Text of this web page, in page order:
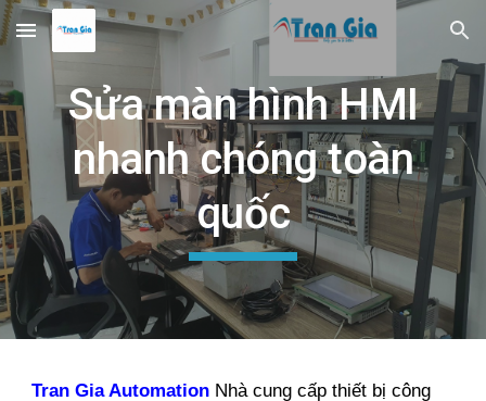
Skip to main content Skip to navigation
Sửa màn hình HMI
nhanh chóng toàn
quốc
Tran Gia Automation Nhà cung cấp thiết bị công